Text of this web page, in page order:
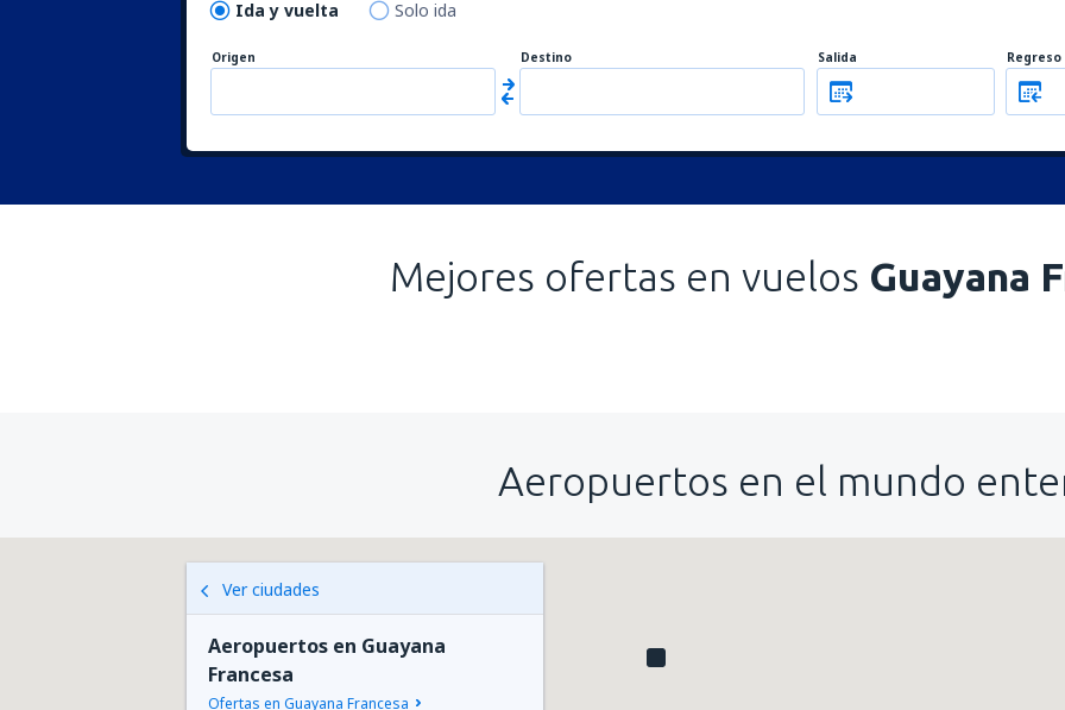
Ida y vuelta Solo ida
Origen Destino Salida Regreso
Mejores ofertas en vuelos Guayana
Aeropuertos en el mundo
Ver ciudades
Aeropuertos en Guayana
Francesa
Ofertas en Guayana Francesa